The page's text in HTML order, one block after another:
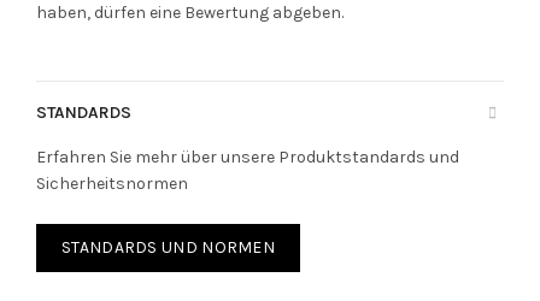
haben, dürfen eine Bewertung abgeben.
STANDARDS
Erfahren Sie mehr über unsere Produktstandards und
Sicherheitsnormen
STANDARDS UND NORMEN